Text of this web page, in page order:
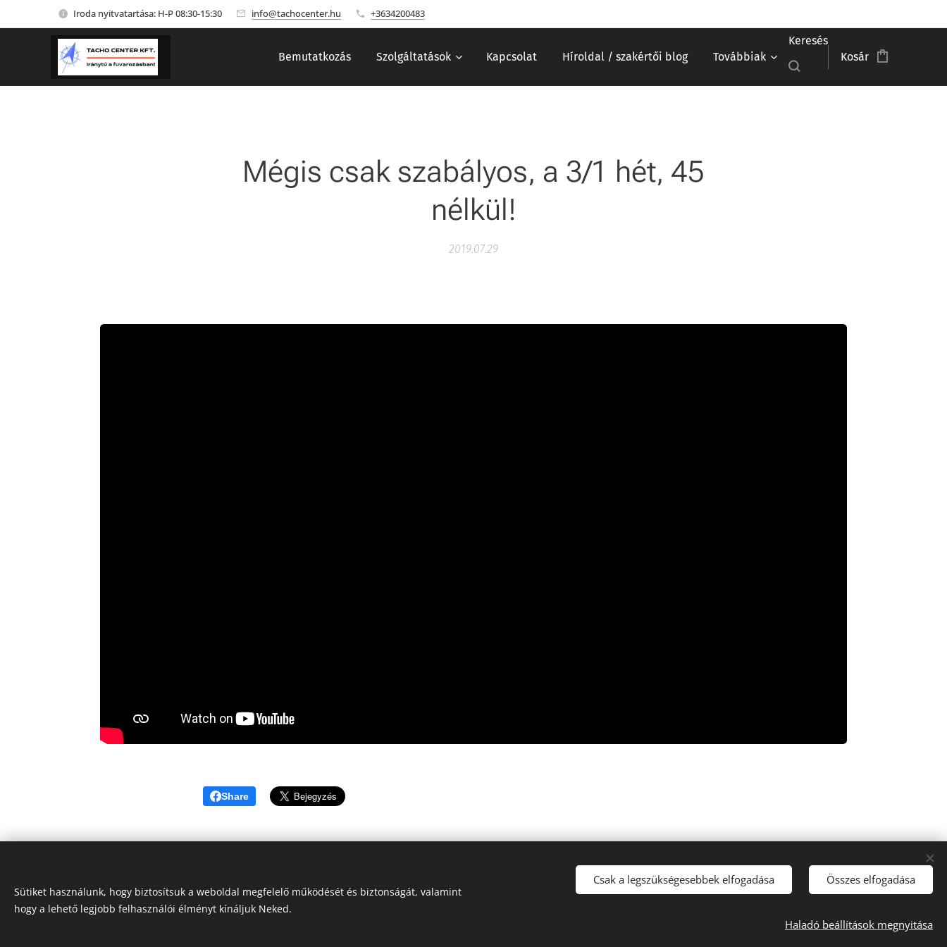
Iroda nyitvatartása: H-P 08:30-15:30 info@tachocenter.hu +3634200483
Bemutatkozás Szolgáltatások Kapcsolat Híroldal / szakértői blog Továbbiak
Keresés
Kosár
Mégis csak szabályos, a 3/1 hét, 45
nélkül!
2019.07.29
Share
Sütiket használunk, hogy biztosítsuk a weboldal megfelelő működését és biztonságát, valamint
hogy a lehető legjobb felhasználói élményt kínáljuk Neked.
Csak a legszükségesebbek elfogadása Összes elfogadása
Haladó beállítások megnyitása